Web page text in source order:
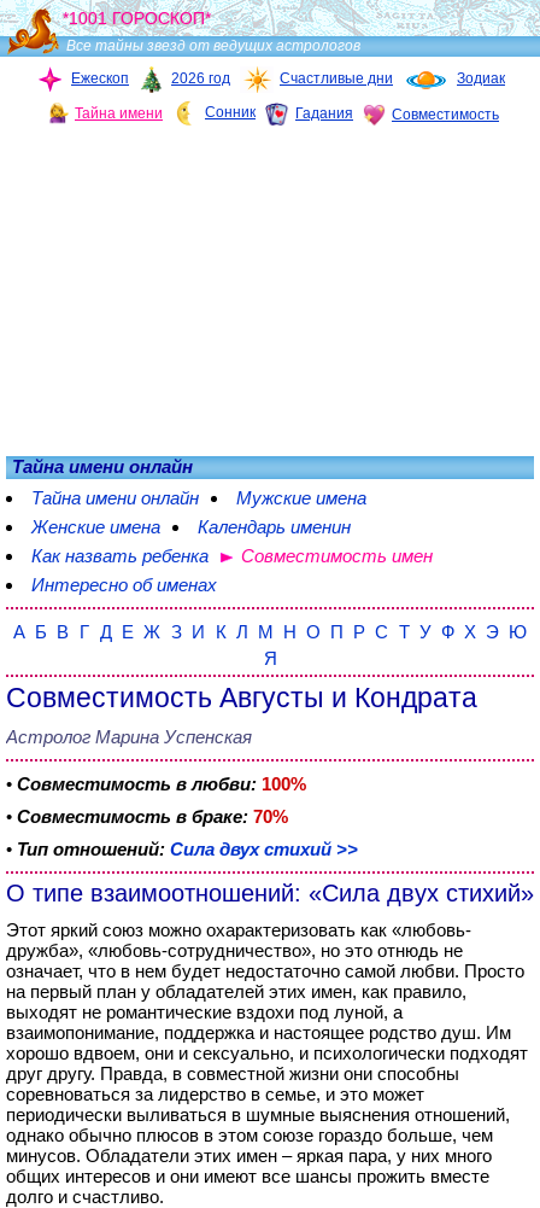
*1001 ГОРОСКОП*
Все тайны звезд от ведущих астрологов
Ежескоп
2026 год Счастливые дни Зодиак
Тайна имени Сонник Гадания Совместимость
Тайна имени онлайн
Тайна имени онлайн
Мужские имена
Женские имена
Календарь именин
Как назвать ребенка
Совместимость имен
Интересно об именах
А Б В Г Д Е Ж З И К Л М Н О П Р С Т У Ф Х Э Ю
Я
Совместимость Августы и Кондрата
Астролог Марина Успенская
• Совместимость в любви: 100%
• Совместимость в браке: 70%
• Тип отношений: Сила двух стихий >>
О типе взаимоотношений: «Сила двух стихий»
Этот яркий союз можно охарактеризовать как «любовь-
дружба», «любовь-сотрудничество», но это отнюдь не
означает, что в нем будет недостаточно самой любви. Просто
на первый план у обладателей этих имен, как правило,
выходят не романтические вздохи под луной, а
взаимопонимание, поддержка и настоящее родство душ. Им
хорошо вдвоем, они и сексуально, и психологически подходят
друг другу. Правда, в совместной жизни они способны
соревноваться за лидерство в семье, и это может
периодически выливаться в шумные выяснения отношений,
однако обычно плюсов в этом союзе гораздо больше, чем
минусов. Обладатели этих имен – яркая пара, у них много
общих интересов и они имеют все шансы прожить вместе
долго и счастливо.